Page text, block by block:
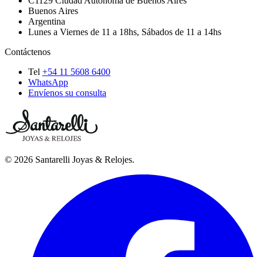
Buenos Aires
Argentina
Lunes a Viernes de 11 a 18hs, Sábados de 11 a 14hs
Contáctenos
Tel +54 11 5608 6400
WhatsApp
Envíenos su consulta
© 2026 Santarelli Joyas & Relojes.